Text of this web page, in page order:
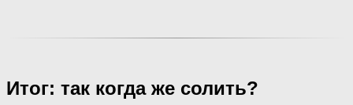
Итог: так когда же солить?